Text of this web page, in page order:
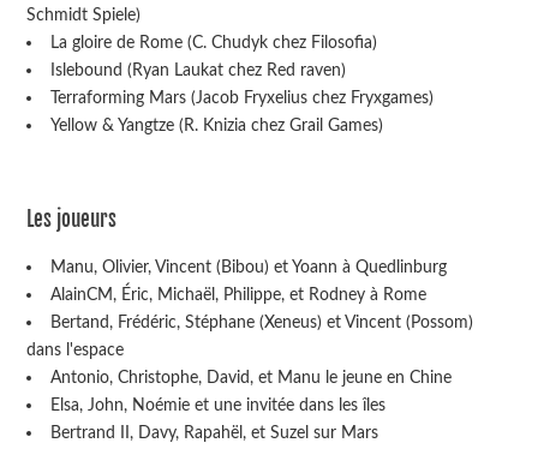
Schmidt Spiele)
La gloire de Rome (C. Chudyk chez Filosofia)
Islebound (Ryan Laukat chez Red raven)
Terraforming Mars (Jacob Fryxelius chez Fryxgames)
Yellow & Yangtze (R. Knizia chez Grail Games)
Les joueurs
Manu, Olivier, Vincent (Bibou) et Yoann à Quedlinburg
AlainCM, Éric, Michaël, Philippe, et Rodney à Rome
Bertand, Frédéric, Stéphane (Xeneus) et Vincent (Possom)
dans l'espace
Antonio, Christophe, David, et Manu le jeune en Chine
Elsa, John, Noémie et une invitée dans les îles
Bertrand II, Davy, Rapahël, et Suzel sur Mars